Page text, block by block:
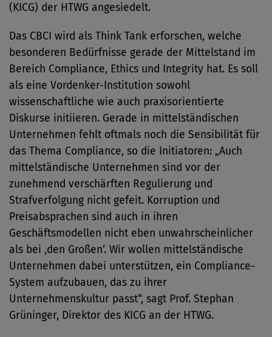
(KICG) der HTWG angesiedelt.
Das CBCI wird als Think Tank erforschen, welche
besonderen Bedürfnisse gerade der Mittelstand im
Bereich Compliance, Ethics und Integrity hat. Es soll
als eine Vordenker-Institution sowohl
wissenschaftliche wie auch praxisorientierte
Diskurse initiieren. Gerade in mittelständischen
Unternehmen fehlt oftmals noch die Sensibilität für
das Thema Compliance, so die Initiatoren: „Auch
mittelständische Unternehmen sind vor der
zunehmend verschärften Regulierung und
Strafverfolgung nicht gefeit. Korruption und
Preisabsprachen sind auch in ihren
Geschäftsmodellen nicht eben unwahrscheinlicher
als bei ‚den Großen‘. Wir wollen mittelständische
Unternehmen dabei unterstützen, ein Compliance-
System aufzubauen, das zu ihrer
Unternehmenskultur passt“, sagt Prof. Stephan
Grüninger, Direktor des KICG an der HTWG.